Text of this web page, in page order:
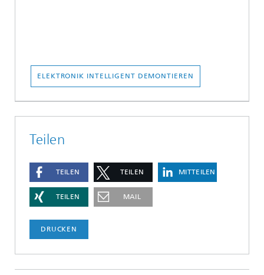
ELEKTRONIK INTELLIGENT DEMONTIEREN
Teilen
TEILEN TEILEN MITTEILEN
TEILEN MAIL
DRUCKEN